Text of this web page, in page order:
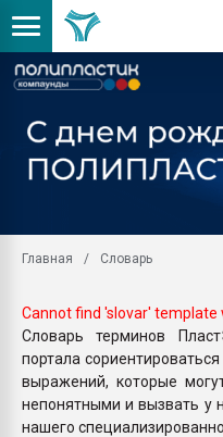
Главная Словарь
Cannot find 'slovar' template
Словарь терминов
портала
выражений, которые
непонятными и вызвать у
нашего